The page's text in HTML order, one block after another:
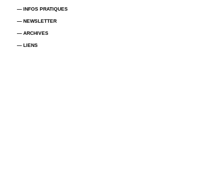
— INFOS PRATIQUES
— NEWSLETTER
— ARCHIVES
— LIENS